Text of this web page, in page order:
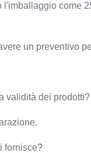
l'imballaggio come
un preventivo
validità dei prodotti?
fornisce?